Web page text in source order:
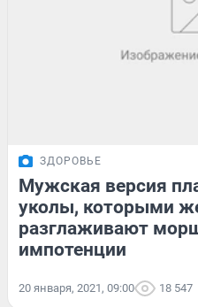
ЗДОРОВЬЕ
Мужская версия
уколы, которыми
разглаживают
импотенции
20 января, 2021, 09:00 18 547